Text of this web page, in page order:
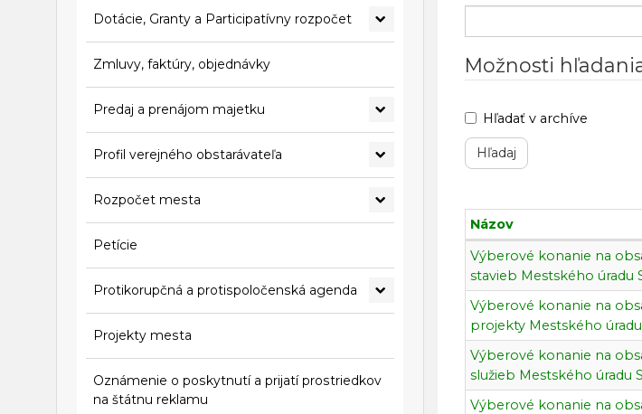
Dotácie, Granty a Participatívny rozpočet
Zmluvy, faktúry, objednávky
Predaj a prenájom majetku
Profil verejného obstarávateľa
Rozpočet mesta
Petície
Protikorupčná a protispoločenská agenda
Projekty mesta
Oznámenie o poskytnutí a prijatí prostriedkov
na štátnu reklamu
Možnosti
Hľadať v archíve
Výberové
konania
Názov
Výberové konanie na
stavieb Mestského úradu
Výberové konanie na
projekty Mestského úradu
Výberové konanie na
služieb Mestského úradu
Výberové konanie na